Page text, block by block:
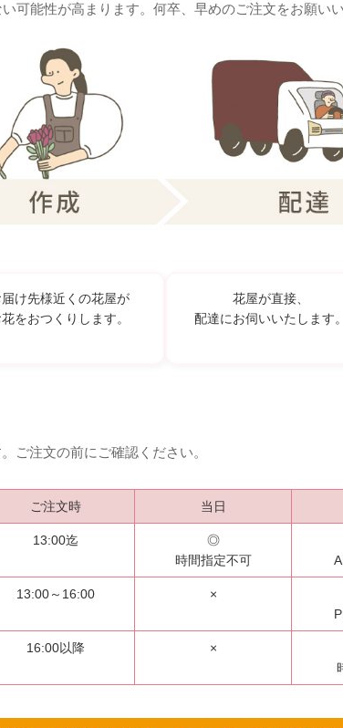
可能性が高まります。何卒、早めのご注文をお願いい
届け先様近くの花屋が
をおつくりします。
花屋が直接、
配達にお伺いいたします。
ご注文の前にご確認ください。
ご注文時 当日
13:00迄
◎
時間指定不可
13:00～16:00 ×
16:00以降 ×